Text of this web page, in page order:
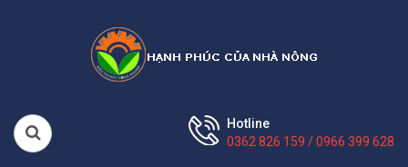
Hotline
0362 826 159 / 0966 399 628